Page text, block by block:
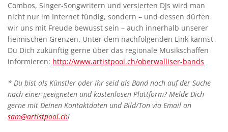
Combos, Singer-Songwritern und versierten DJs wird man
nicht nur im Internet fündig, sondern – und dessen dürfen
wir uns mit Freude bewusst sein – auch innerhalb unserer
heimischen Grenzen. Unter dem nachfolgenden Link kannst
Du Dich zukünftig gerne über das regionale Musikschaffen
informieren: http://www.artistpool.ch/oberwalliser-bands
* Du bist als Künstler oder Ihr seid als Band noch auf der Suche
nach einer geeigneten und kostenlosen Plattform? Melde Dich
gerne mit Deinen Kontaktdaten und Bild/Ton via Email an
sam@artistpool.ch!